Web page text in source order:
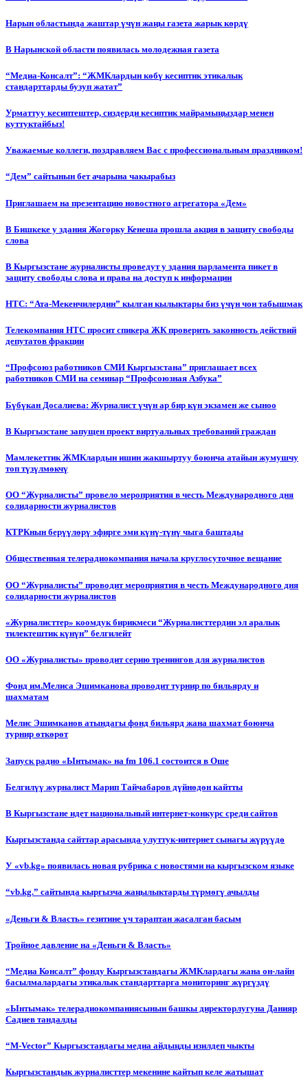
Нарын областында жаштар үчүн жаңы газета жарык көрдү
В Нарынской области появилась молодежная газета
“Медиа-Консалт”: “ЖМКлардын көбү кесиптик этикалык
стандарттарды бузуп жатат”
Урматтуу кесиптештер, сиздерди кесиптик майрамыңыздар менен
куттуктайбыз!
Уважаемые коллеги, поздравляем Вас с профессиональным праздником!
“Дем” сайтынын бет ачарына чакырабыз
Приглашаем на презентацию новостного агрегатора «Дем»
В Бишкеке у здания Жогорку Кенеша прошла акция в защиту свободы
слова
В Кыргызстане журналисты проведут у здания парламента пикет в
защиту свободы слова и права на доступ к информации
НТС: “Ата-Мекенчилердин” кылган кылыктары биз үчүн чон табышмак
Телекомпания НТС просит спикера ЖК проверить законность действий
депутатов фракции
“Профсоюз работников СМИ Кыргызстана” приглашает всех
работников СМИ на семинар “Профсоюзная Азбука”
Бүбүкан Досалиева: Журналист үчүн ар бир күн экзамен же сыноо
В Кыргызстане запущен проект виртуальных требований граждан
Мамлекеттик ЖМКлардын ишин жакшыртуу боюнча атайын жумушчу
топ түзүлмөкчү
ОО “Журналисты” провело мероприятия в честь Международного дня
солидарности журналистов
КТРКнын берүүлөрү эфирге эми күнү-түнү чыга баштады
Общественная телерадиокомпания начала круглосуточное вещание
ОО “Журналисты” проводит мероприятия в честь Международного дня
солидарности журналистов
«Журналисттер» коомдук бирикмеси “Журналисттердин эл аралык
тилектештик күнүн” белгилейт
ОО «Журналисты» проводит серию тренингов для журналистов
Фонд им.Мелиса Эшимканова проводит турнир по бильярду и
шахматам
Мелис Эшимканов атындагы фонд бильярд жана шахмат боюнча
турнир өткөрөт
Запуск радио «Ынтымак» на fm 106.1 состоится в Оше
Белгилүү журналист Марип Тайчабаров дүйнөдөн кайтты
В Кыргызстане идет национальный интернет-конкурс среди сайтов
Кыргызстанда сайттар арасында улуттук-интернет сынагы жүрүүдө
У «vb.kg» появилась новая рубрика с новостями на кыргызском языке
“vb.kg.” сайтында кыргызча жаңылыктарды түрмөгү ачылды
«Деньги & Власть» гезитине үч тараптан жасалган басым
Тройное давление на «Деньги & Власть»
“Медиа Консалт” фонду Кыргызстандагы ЖМКлардагы жана он-лайн
басылмалардагы этикалык стандарттарга мониторинг жүргүздү
«Ынтымак» телерадиокомпаниясынын башкы директорлугуна Данияр
Садиев тандалды
“М-Vector” Кыргызстандагы медиа айдыңды изилдеп чыкты
Кыргызстандык журналисттер мекенине кайтып келе жатышат